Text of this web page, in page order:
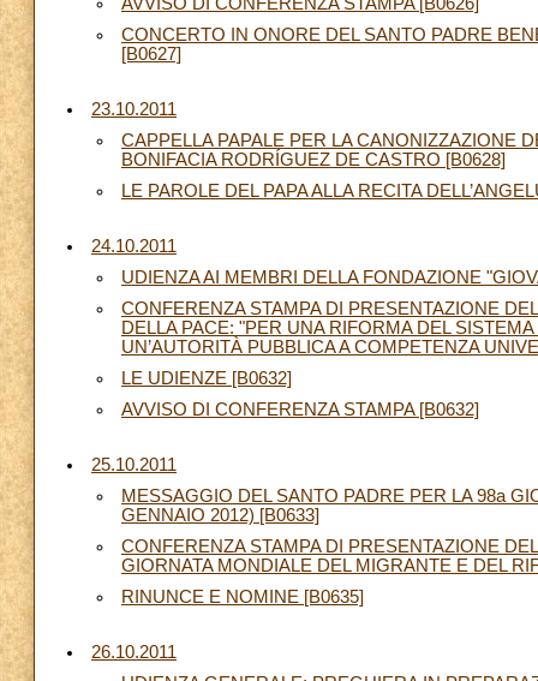
CONCERTO IN ONORE DEL SANTO PADRE
[B0627]
23.10.2011
CAPPELLA PAPALE PER LA CANONIZZAZIONE
BONIFACIA RODRÍGUEZ DE CASTRO [B0628]
LE PAROLE DEL PAPA ALLA RECITA
24.10.2011
UDIENZA AI MEMBRI DELLA FONDAZIONE
CONFERENZA STAMPA DI PRESENTAZIONE
DELLA PACE: "PER UNA RIFORMA DEL
UN’AUTORITÀ PUBBLICA A COMPETENZA
LE UDIENZE [B0632]
AVVISO DI CONFERENZA STAMPA [B0632]
25.10.2011
MESSAGGIO DEL SANTO PADRE PER LA 98a
GENNAIO 2012) [B0633]
CONFERENZA STAMPA DI PRESENTAZIONE
GIORNATA MONDIALE DEL MIGRANTE E DEL
RINUNCE E NOMINE [B0635]
26.10.2011